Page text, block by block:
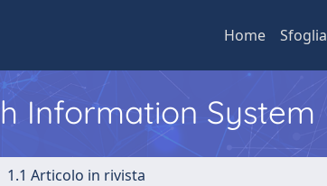
Home Sfoglia
Information System
1.1 Articolo in rivista